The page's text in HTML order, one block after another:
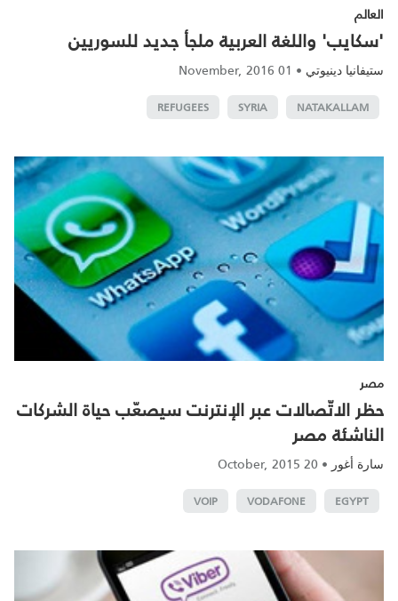
العالم
'سكايب' واللغة العربية ملجأ جديد للسوريين
ستيفانيا دينيوتي •
01 November, 2016
NATAKALLAM
SYRIA
REFUGEES
مصر
حظر الاتّصالات عبر الإنترنت سيصعّب حياة الشركات
الناشئة مصر
سارة أغور •
20 October, 2015
EGYPT
VODAFONE
VOIP